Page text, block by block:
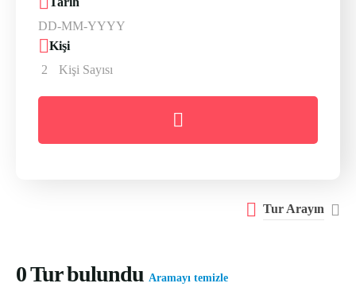
Kişi
2
Kişi Sayısı
Tur Arayın
0Tur bulundu Aramayı temizle